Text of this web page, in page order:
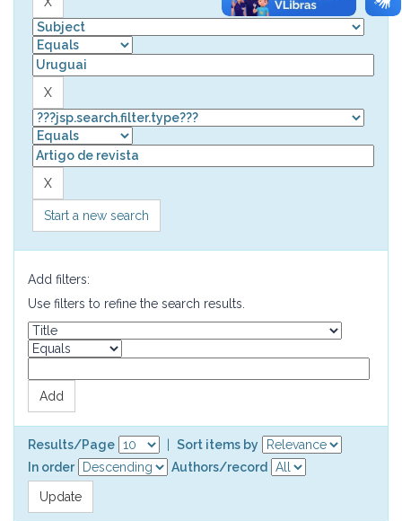
Start a new search
Add filters:
Use filters to refine the search results.
Results/Page
Sort items by
In order
Authors/record